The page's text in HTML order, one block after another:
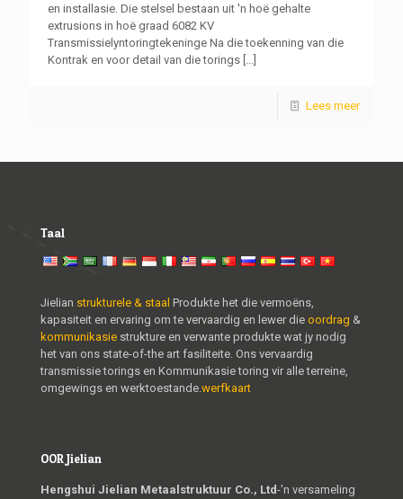
en installasie. Die stelsel bestaan ​​uit 'n hoë gehalte
extrusions in hoë graad 6082 KV
Transmissielyntoringtekeninge Na die toekenning van die
Kontrak en voor detail van die torings [...]
Lees meer
Taal
Jielian strukturele & staal Produkte het die vermoëns,
kapasiteit en ervaring om te vervaardig en lewer die oordrag &
kommunikasie strukture en verwante produkte wat jy nodig
het van ons state-of-the art fasiliteite. Ons vervaardig
transmissie torings en Kommunikasie toring vir alle terreine,
omgewings en werktoestande.werfkaart
OOR Jielian
Hengshui Jielian Metaalstruktuur Co., Ltd-'n versameling